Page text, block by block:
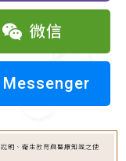
微信
Messenger
明、衛生教育與醫療知識之使